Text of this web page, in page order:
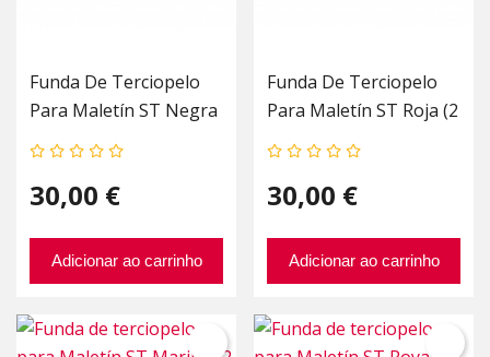
Funda De Terciopelo
Para Maletín ST Negra
(2 Piezas)
30,00 €
Adicionar ao carrinho
Funda De Terciopelo
Para Maletín ST Roja (2
Piezas)
30,00 €
Adicionar ao carrinho